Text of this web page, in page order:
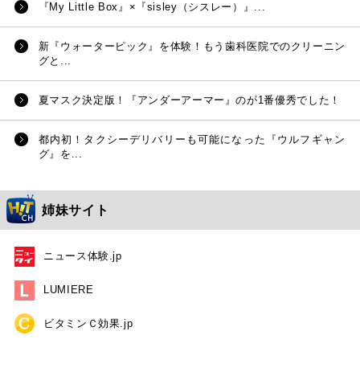
『My Little Box』×『sisley（シスレー）』...
新『ウォーターピック』を体験！もう歯科医院でのクリーニン
グと...
夏マスク決定版！『アンダーアーマー』のが1番優秀でした！
都内初！タクシーデリバリーも可能になった『ウルフギャン
グ』を...
姉妹サイト
ニュース体験.jp
LUMIERE
ビタミンＣ効果.jp